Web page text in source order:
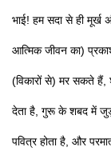
भाई! हम सदा से ही
आत्मिक जीवन का)
(विकारों से) मर सकते हैं,
देता है, गुरू के शबद में
पवित्र होता है, और